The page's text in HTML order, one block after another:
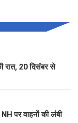
रात, 20 दिसंबर से
पर वाहनों की लंबी